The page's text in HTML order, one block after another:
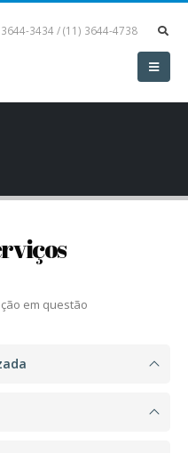
3434 / (11) 3644-4738
em questão